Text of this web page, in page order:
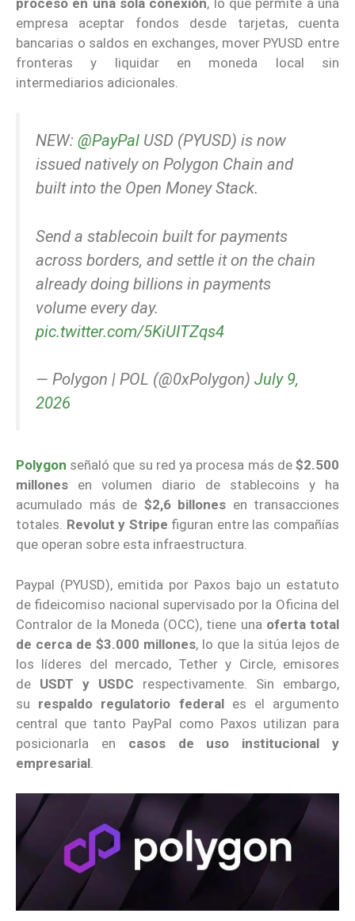
empresa aceptar fondos desde tarjetas, cuenta
bancarias o saldos en exchanges, mover PYUSD entre
fronteras y liquidar en moneda local sin
intermediarios adicionales.
NEW: @PayPal USD (PYUSD) is now
issued natively on Polygon Chain and
built into the Open Money Stack.
Send a stablecoin built for payments
across borders, and settle it on the chain
already doing billions in payments
volume every day.
pic.twitter.com/5KiUITZqs4
— Polygon | POL (@0xPolygon) July 9,
2026
Polygon señaló que su red ya procesa más de$2.500
millones en volumen diario de stablecoins y ha
acumulado más de $2,6 billones en transacciones
totales. Revolut y Stripe figuran entre las compañías
que operan sobre esta infraestructura.
Paypal (PYUSD), emitida por Paxos bajo un estatuto
de fideicomiso nacional supervisado por la Oficina del
Contralor de la Moneda (OCC), tiene una oferta total
de cerca de $3.000 millones, lo que la sitúa lejos de
los líderes del mercado, Tether y Circle, emisores
de USDT y USDC respectivamente. Sin embargo,
su respaldo regulatorio federales el argumento
central que tanto PayPal como Paxos utilizan para
posicionarla en casos de uso institucional y
empresarial